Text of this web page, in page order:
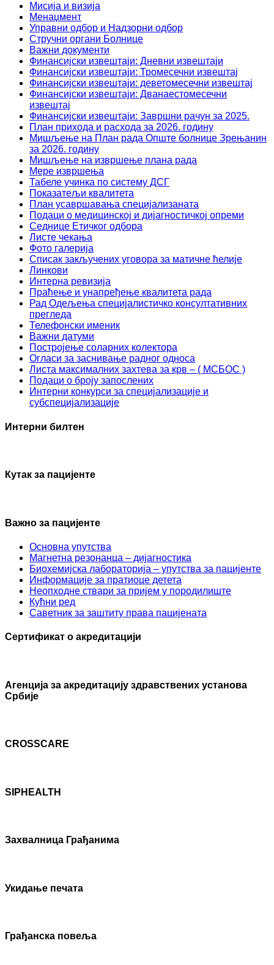
Мисија и визија
Менаџмент
Управни одбор и Надзорни одбор
Стручни органи Болнице
Важни документи
Финансијски извештаји: Дневни извештаји
Финансијски извештаји: Тромесечни извештај
Финансијски извештаји: деветомесечни извештај
Финансијски извештаји: Дванаестомесечни
извештај
Финансијски извештаји: Завршни рачун за 2025.
План прихода и расхода за 2026. годину
Мишљење на План рада Опште болнице Зрењанин
за 2026. годину
Мишљење на извршење плана рада
Мере извршења
Табеле учинка по систему ДСГ
Показатељи квалитета
План усавршавања специјализаната
Подаци о медицинској и дијагностичкој опреми
Седнице Етичког одбора
Листе чекања
Фото галерија
Списак закључених уговора за матичне ћелије
Линкови
Интерна ревизија
Праћење и унапређење квалитета рада
Рад Одељења специјалистичко консултативних
прегледа
Телефонски именик
Важни датуми
Постројење соларних колектора
Огласи за заснивање радног односа
Листа максималних захтева за крв – ( МСБОС )
Подаци о броју запослених
Интерни конкурси за специјализације и
субспецијализације
Интерни билтен
Кутак за пацијенте
Важно за пацијенте
Основна упутства
Mагнетна резонанца – дијагностика
Биохемијска лабораторија – упутства за пацијенте
Информације за пратиоце детета
Неопходне ствари за пријем у породилиште
Кућни ред
Саветник за заштиту права пацијената
Сертификат о акредитацији
Агенцијa за акредитацију здравствених установа
Србије
CROSSCARE
SIPHEALTH
Захвалница Грађанима
Укидање печата
Грађанска повеља